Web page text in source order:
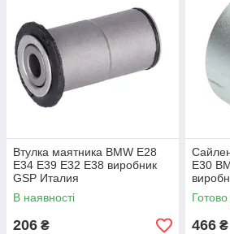
Втулка маятника BMW E28
E34 E39 E32 E38 виробник
GSP Италия
В наявності
206 ₴
E30
466 ₴